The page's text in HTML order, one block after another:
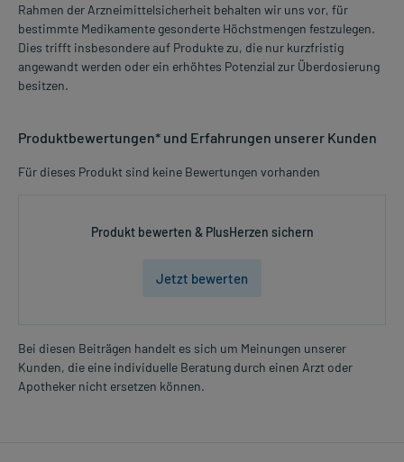
Rahmen der Arzneimittelsicherheit behalten wir uns vor, für
bestimmte Medikamente gesonderte Höchstmengen festzulegen.
Dies trifft insbesondere auf Produkte zu, die nur kurzfristig
angewandt werden oder ein erhöhtes Potenzial zur Überdosierung
besitzen.
Produktbewertungen* und Erfahrungen unserer Kunden
Für dieses Produkt sind keine Bewertungen vorhanden
Produkt bewerten & PlusHerzen sichern
Jetzt bewerten
Bei diesen Beiträgen handelt es sich um Meinungen unserer
Kunden, die eine individuelle Beratung durch einen Arzt oder
Apotheker nicht ersetzen können.